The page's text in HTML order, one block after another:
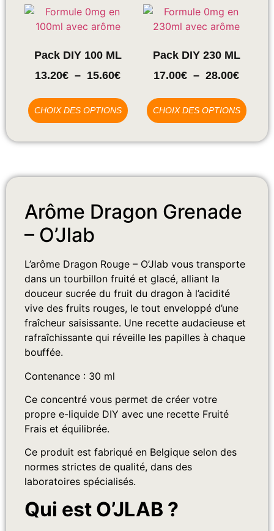
Pack DIY 100 ML
13.20€ – 15.60€
CHOIX DES OPTIONS
Pack DIY 230 ML
17.00€ – 28.00€
CHOIX DES OPTIONS
Arôme Dragon Grenade
– O’Jlab
L’arôme Dragon Rouge – O’Jlab vous transporte
dans un tourbillon fruité et glacé, alliant la
douceur sucrée du fruit du dragon à l’acidité
vive des fruits rouges, le tout enveloppé d’une
fraîcheur saisissante. Une recette audacieuse et
rafraîchissante qui réveille les papilles à chaque
bouffée.
Contenance : 30 ml
Ce concentré vous permet de créer votre
propre e-liquide DIY avec une recette Fruité
Frais et équilibrée.
Ce produit est fabriqué en Belgique selon des
normes strictes de qualité, dans des
laboratoires spécialisés.
Qui est O’JLAB ?